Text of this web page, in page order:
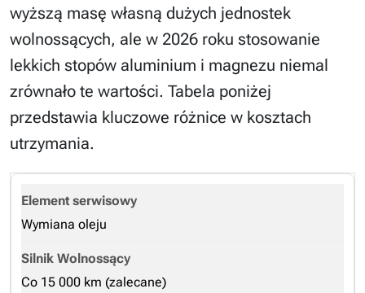
wyższą masę własną dużych jednostek
wolnossących, ale w 2026 roku stosowanie
lekkich stopów aluminium i magnezu niemal
zrównało te wartości. Tabela poniżej
przedstawia kluczowe różnice w kosztach
utrzymania.
Wymiana oleju
Co 15 000 km (zalecane)